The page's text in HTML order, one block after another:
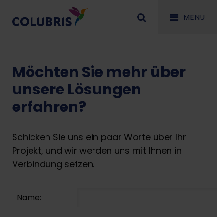
MENU
Möchten Sie mehr über
unsere Lösungen
erfahren?
Schicken Sie uns ein paar Worte über Ihr
Projekt, und wir werden uns mit Ihnen in
Verbindung setzen.
Name: